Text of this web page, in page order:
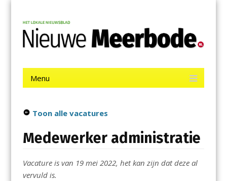
contentNieuwe Meerbode
Menu
Toon alle vacatures
Medewerker administratie
Vacature is van 19 mei 2022, het kan zijn dat deze al
vervuld is.